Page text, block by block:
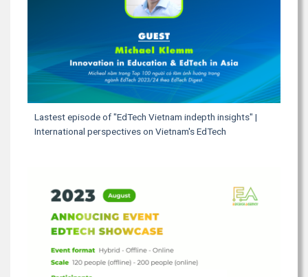
Lastest episode of "EdTech Vietnam indepth insights" |
International perspectives on Vietnam's EdTech